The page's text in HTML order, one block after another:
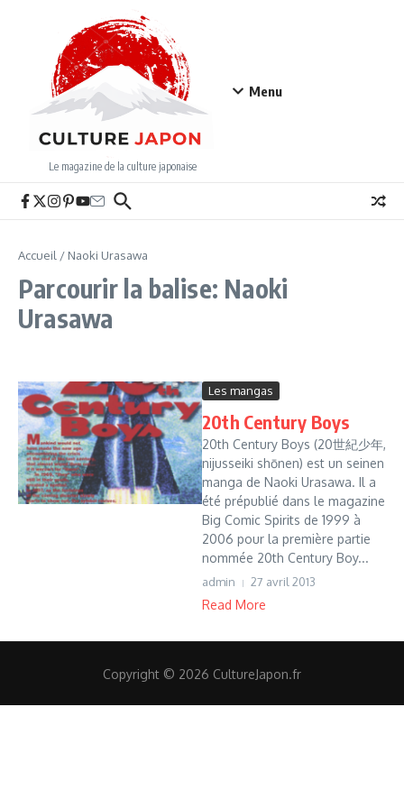
Le magazine de la culture japonaise
Menu
Accueil / Naoki Urasawa
Parcourir la balise: Naoki
Urasawa
Les mangas
20th Century Boys
20th Century Boys (20世紀少年,
nijusseiki shōnen) est un seinen
manga de Naoki Urasawa. Il a
été prépublié dans le magazine
Big Comic Spirits de 1999 à
2006 pour la première partie
nommée 20th Century Boy...
admin 27 avril 2013
Read More